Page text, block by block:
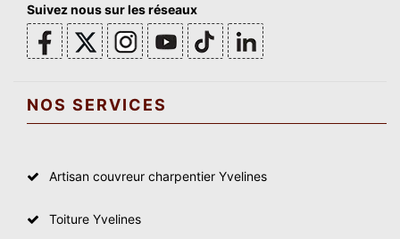
Suivez nous sur les réseaux
NOS SERVICES
Artisan couvreur charpentier Yvelines
Toiture Yvelines